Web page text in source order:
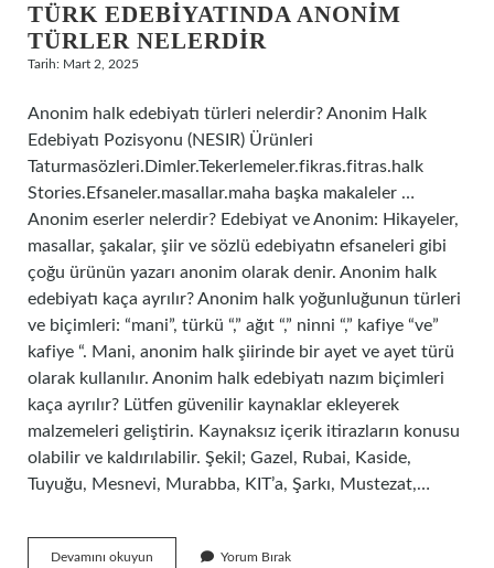
TÜRK EDEBIYATINDA ANONIM
TÜRLER NELERDIR
Tarih: Mart 2, 2025
Anonim halk edebiyatı türleri nelerdir? Anonim Halk
Edebiyatı Pozisyonu (NESIR) Ürünleri
Taturmasözleri.Dimler.Tekerlemeler.fikras.fitras.halk
Stories.Efsaneler.masallar.maha başka makaleler …
Anonim eserler nelerdir? Edebiyat ve Anonim: Hikayeler,
masallar, şakalar, şiir ve sözlü edebiyatın efsaneleri gibi
çoğu ürünün yazarı anonim olarak denir. Anonim halk
edebiyatı kaça ayrılır? Anonim halk yoğunluğunun türleri
ve biçimleri: “mani”, türkü “,” ağıt “,” ninni “,” kafiye “ve”
kafiye “. Mani, anonim halk şiirinde bir ayet ve ayet türü
olarak kullanılır. Anonim halk edebiyatı nazım biçimleri
kaça ayrılır? Lütfen güvenilir kaynaklar ekleyerek
malzemeleri geliştirin. Kaynaksız içerik itirazların konusu
olabilir ve kaldırılabilir. Şekil; Gazel, Rubai, Kaside,
Tuyuğu, Mesnevi, Murabba, KIT’a, Şarkı, Mustezat,…
Devamını okuyun Yorum Bırak